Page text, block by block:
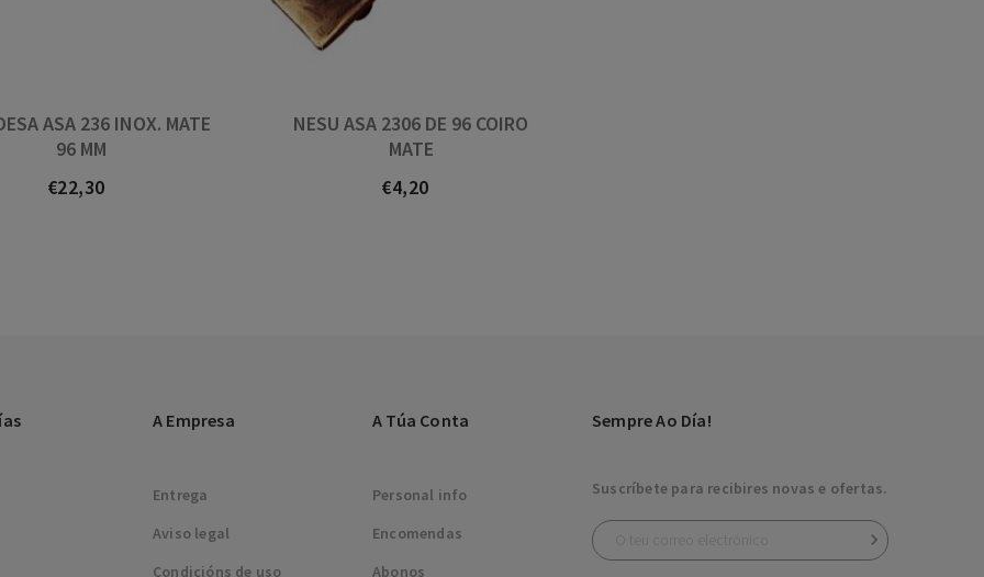
ASA 236 INOX. MATE
96 MM
Prezo
€22,30
NESU ASA 2306 DE 96 COIRO
MATE
Prezo
€4,20
A Empresa
Entrega
Aviso legal
Condicións de uso
A Túa Conta
Personal info
Encomendas
Abonos
Sempre Ao Día!
Suscríbete para recibires novas e ofertas.
